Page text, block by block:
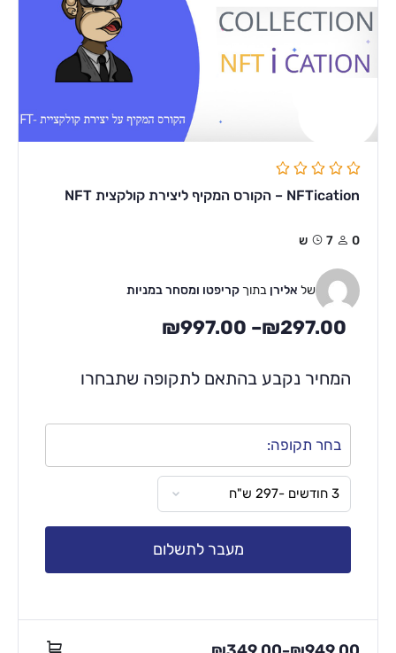
NFTication – הקורס המקיף ליצירת קולקצית NFT
0 7ש
של אלירן בתוך קריפטו ומסחר במניות
₪297.00
–
₪997.00
המחיר נקבע בהתאם לתקופה שתבחרו
בחר תקופה:
מעבר לתשלום